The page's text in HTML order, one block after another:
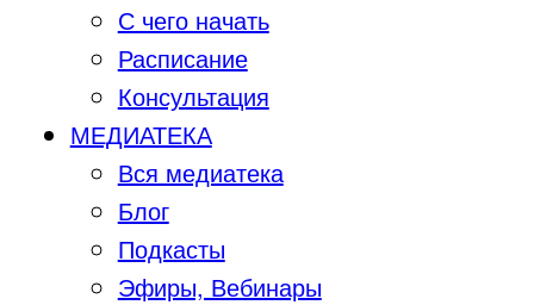
С чего начать
Расписание
Консультация
МЕДИАТЕКА
Вся медиатека
Блог
Подкасты
Эфиры, Вебинары